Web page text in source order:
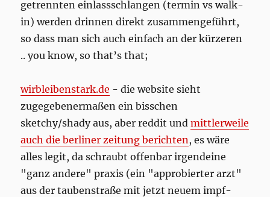
getrennten einlassschlangen (termin vs walk-
in) werden drinnen direkt zusammengeführt,
so dass man sich auch einfach an der kürzeren
.. you know, so that’s that;
wirbleibenstark.de - die website sieht
zugegebenermaßen ein bisschen
sketchy/shady aus, aber reddit undmittlerweile
auch die berliner zeitung berichten, es wäre
alles legit, da schraubt offenbar irgendeine
"ganz andere" praxis (ein "approbierter arzt"
aus der taubenstraße mit jetzt neuem impf-